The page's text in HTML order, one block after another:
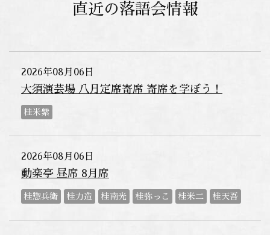
直近の落語会情報
2026年08月06日
大須演芸場 八月定席寄席 寄席を学ぼう！
桂米紫
2026年08月06日
動楽亭 昼席 8月席
桂惣兵衛 桂力造 桂南光 桂弥っこ 桂米二 桂天吾